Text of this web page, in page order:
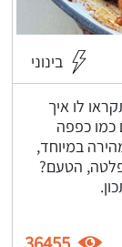
בינוני
לו איך
כמו כפפה
במיוחד,
פלטה, הטעם?